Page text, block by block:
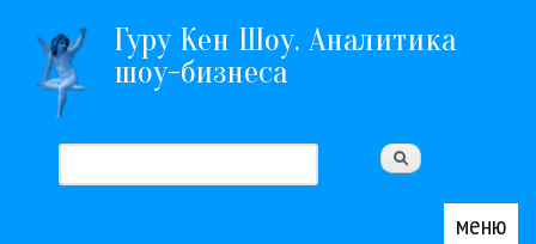
Перейти к основному содержанию
Гуру Кен Шоу. Аналитика
шоу-бизнеса
Форма поиска
меню